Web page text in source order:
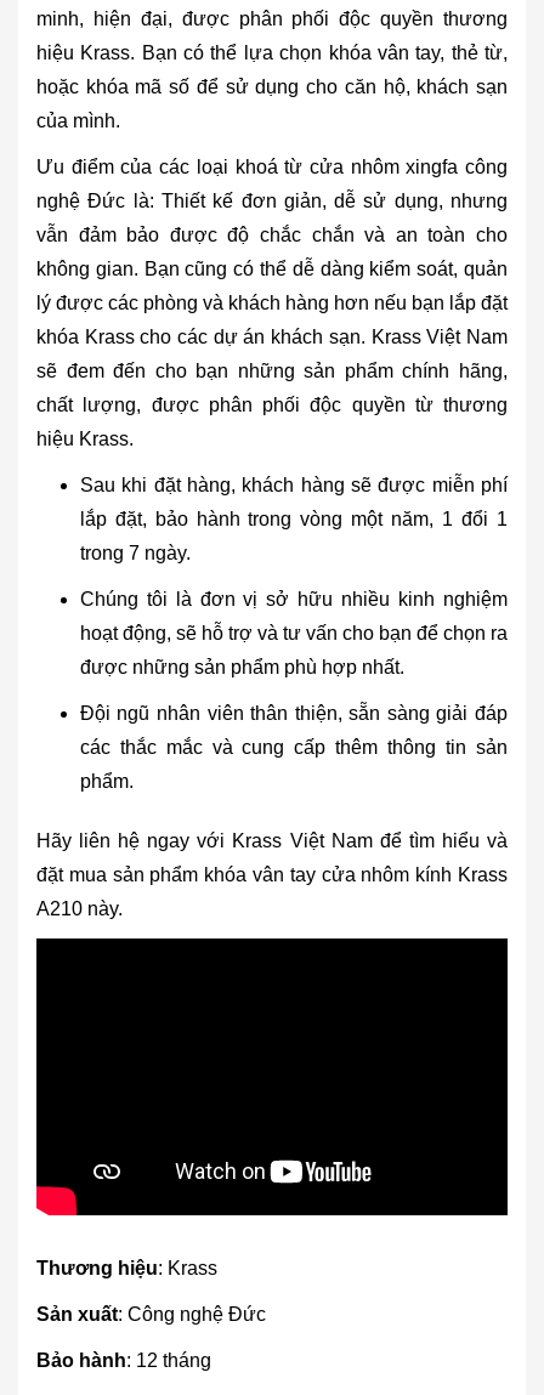
minh, hiện đại, được phân phối độc quyền thương
hiệu Krass. Bạn có thể lựa chọn khóa vân tay, thẻ từ,
hoặc khóa mã số để sử dụng cho căn hộ, khách sạn
của mình.
Ưu điểm của các loại khoá từ cửa nhôm xingfa công
nghệ Đức là: Thiết kế đơn giản, dễ sử dụng, nhưng
vẫn đảm bảo được độ chắc chắn và an toàn cho
không gian. Bạn cũng có thể dễ dàng kiểm soát, quản
lý được các phòng và khách hàng hơn nếu bạn lắp đặt
khóa Krass cho các dự án khách sạn. Krass Việt Nam
sẽ đem đến cho bạn những sản phẩm chính hãng,
chất lượng, được phân phối độc quyền từ thương
hiệu Krass.
Sau khi đặt hàng, khách hàng sẽ được miễn phí
lắp đặt, bảo hành trong vòng một năm, 1 đổi 1
trong 7 ngày.
Chúng tôi là đơn vị sở hữu nhiều kinh nghiệm
hoạt động, sẽ hỗ trợ và tư vấn cho bạn để chọn ra
được những sản phẩm phù hợp nhất.
Đội ngũ nhân viên thân thiện, sẵn sàng giải đáp
các thắc mắc và cung cấp thêm thông tin sản
phẩm.
Hãy liên hệ ngay với Krass Việt Nam để tìm hiểu và
đặt mua sản phẩm khóa vân tay cửa nhôm kính Krass
A210 này.
Thương hiệu: Krass
Sản xuất: Công nghệ Đức
Bảo hành: 12 tháng